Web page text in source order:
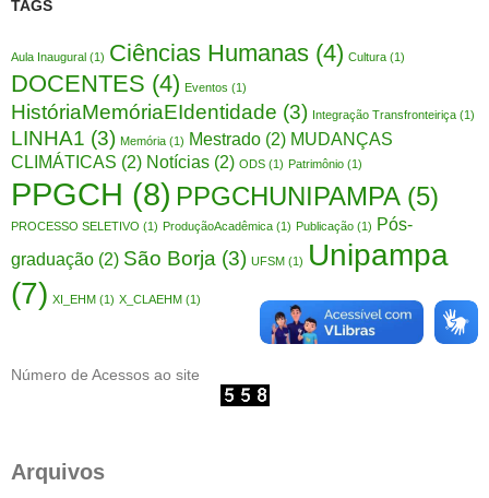
TAGS
Aula Inaugural (1) Ciências Humanas (4) Cultura (1)
DOCENTES (4) Eventos (1)
HistóriaMemóriaEIdentidade (3) Integração Transfronteiriça (1)
LINHA1 (3) Memória (1) Mestrado (2) MUDANÇAS
CLIMÁTICAS (2) Notícias (2) ODS (1) Patrimônio (1)
PPGCH (8) PPGCHUNIPAMPA(5)
PROCESSO SELETIVO (1) ProduçãoAcadêmica (1) Publicação (1) Pós-
graduação (2) São Borja (3) UFSM (1) Unipampa
(7) XI_EHM (1) X_CLAEHM (1)
Número de Acessos ao site
Arquivos